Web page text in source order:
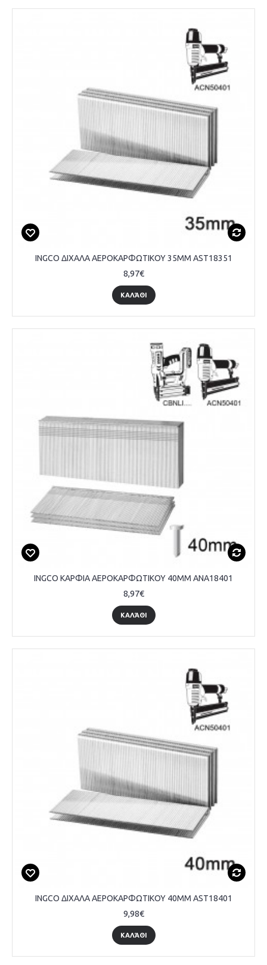
INGCO ΔΙΧΑΛΑ ΑΕΡΟΚΑΡΦΩΤΙΚΟΥ 35MM AST18351
8,97€
ΚΑΛΆΘΙ
INGCO ΚΑΡΦΙΑ ΑΕΡΟΚΑΡΦΩΤΙΚΟΥ 40MM ANA18401
8,97€
ΚΑΛΆΘΙ
INGCO ΔΙΧΑΛΑ ΑΕΡΟΚΑΡΦΩΤΙΚΟΥ 40MM AST18401
9,98€
ΚΑΛΆΘΙ